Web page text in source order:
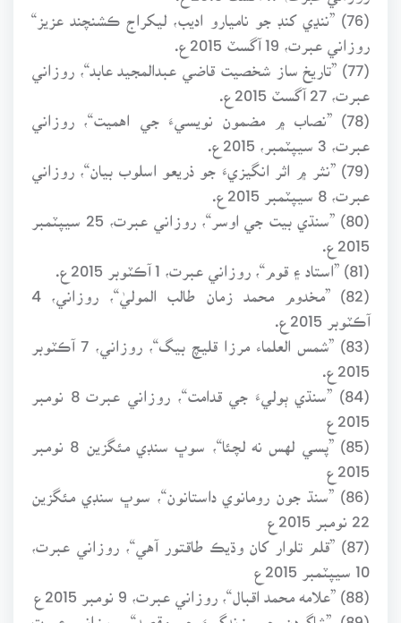
(76) ”ننڍي کنڊ جو ناميارو اديب، ليکراج ڪشنچند عزيز“
روزاني عبرت، 19 آگسٽ 2015ع.
(77) ”تاريخ ساز شخصيت قاضي عبدالمجيد عابد“، روزاني
(78) ”نصاب ۾ مضمون نويسيءَ جي اهميت“، روزاني
(79) ”نثر ۾ اثر انگيزيءَ جو ذريعو اسلوب بيان“، روزاني
2015ع.
(81) ”استاد ۽ قوم“، روزاني عبرت، 1 آڪٽوبر 2015ع.
(82) ”مخدوم محمد زمان طالب الموليٰ“، روزاني، 4
آڪٽوبر 2015ع.
(83) ”شمس العلماء مرزا قليچ بيگ“، روزاني، 7 آڪٽوبر
2015ع.
2015ع
2015ع
(86) ”سنڌ جون رومانوي داستانون“، سوڀ سنڊي مئگزين
22 نومبر 2015ع
(87) ”قلم تلوار کان وڌيڪ طاقتور آهي“، روزاني عبرت،
10 سيپٽمبر 2015ع
(88) ”علامه محمد اقبال“، روزاني عبرت، 9 نومبر 2015ع
(89) ”شاگردن جي زندگيءَ جو مقصد“، روزاني عبرت